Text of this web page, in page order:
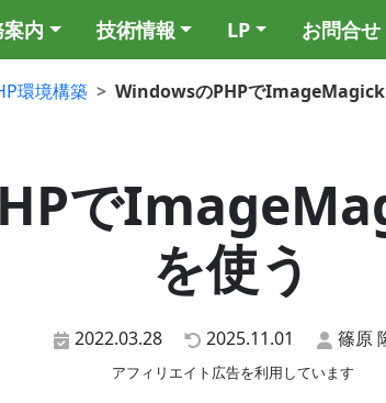
内 技術情報 LP お問合せ
環境構築 WindowsのPHPで
で
を使う
2022.03.28 2025.11.01 篠原
アフィリエイト広告を利用しています